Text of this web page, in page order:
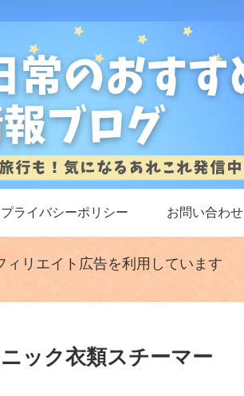
プライバシーポリシー お問い合わせ
ィリエイト広告を利用しています
ック衣類スチーマー